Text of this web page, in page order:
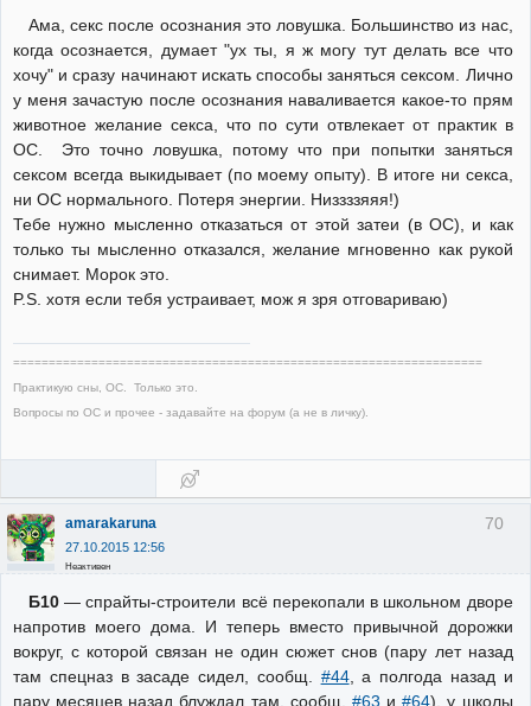
Ама, секс после осознания это ловушка. Большинство из нас,
когда осознается, думает "ух ты, я ж могу тут делать все что
хочу" и сразу начинают искать способы заняться сексом. Лично
у меня зачастую после осознания наваливается какое-то прям
животное желание секса, что по сути отвлекает от практик в
ОС. Это точно ловушка, потому что при попытки заняться
сексом всегда выкидывает (по моему опыту). В итоге ни секса,
ни ОС нормального. Потеря энергии. Низзззяяя!)
Тебе нужно мысленно отказаться от этой затеи (в ОС), и как
только ты мысленно отказался, желание мгновенно как рукой
снимает. Морок это.
P.S. хотя если тебя устраивает, мож я зря отговариваю)
==================================================================
Практикую сны, ОС. Только это.
Вопросы по ОС и прочее - задавайте на форум (а не в личку).
70
amarakaruna
27.10.2015 12:56
Неактивен
Б10— спрайты-строители всё перекопали в школьном дворе
напротив моего дома. И теперь вместо привычной дорожки
вокруг, с которой связан не один сюжет снов (пару лет назад
там спецназ в засаде сидел, сообщ. #44, а полгода назад и
пару месяцев назад блуждал там, сообщ. #63 и#64), у школы